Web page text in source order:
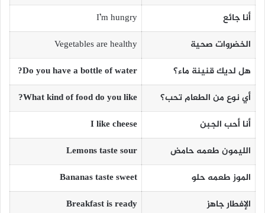
أنا جائع
I’m hungry
الخضروات صحية
Vegetables are healthy
هل لديك قنينة ماء؟
Do you have a bottle of water?
أي نوع من الطعام تحب؟
What kind of food do you like?
أنا أحب الجبن
I like cheese
الليمون طعمه حامض
Lemons taste sour
الموز طعمه حلو
Bananas taste sweet
الإفطار جاهز
Breakfast is ready